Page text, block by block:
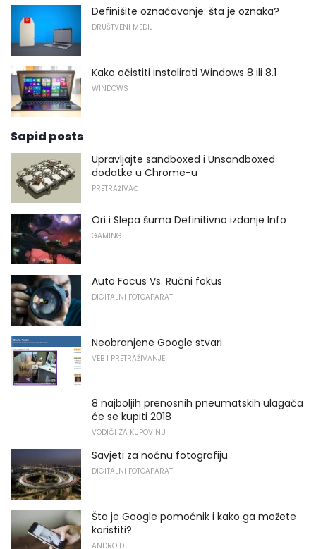
Definišite označavanje: šta je oznaka?
DRUŠTVENI MEDIJI
Kako očistiti instalirati Windows 8 ili 8.1
WINDOWS
Sapid posts
Upravljajte sandboxed i Unsandboxed
dodatke u Chrome-u
PRETRAŽIVAČI
Ori i Slepa šuma Definitivno izdanje Info
GAMING
Auto Focus Vs. Ručni fokus
DIGITALNI FOTOAPARATI
Neobranjene Google stvari
VEB I PRETRAŽIVANJE
8 najboljih prenosnih pneumatskih ulagača
će se kupiti 2018
VODIČI ZA KUPOVINU
Savjeti za noćnu fotografiju
DIGITALNI FOTOAPARATI
Šta je Google pomoćnik i kako ga možete
koristiti?
ANDROID